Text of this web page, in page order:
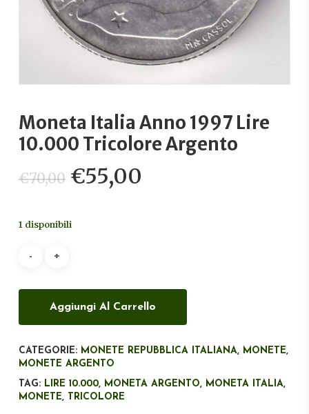
Moneta Italia Anno 1997 Lire
10.000 Tricolore Argento
€70,00 Il
prezzo
originale
€55,00
1 disponibili
Aggiungi Al Carrello
CATEGORIE: MONETE REPUBBLICA ITALIANA, MONETE,
MONETE ARGENTO
TAG: LIRE 10.000, MONETA ARGENTO, MONETA ITALIA,
MONETE, TRICOLORE